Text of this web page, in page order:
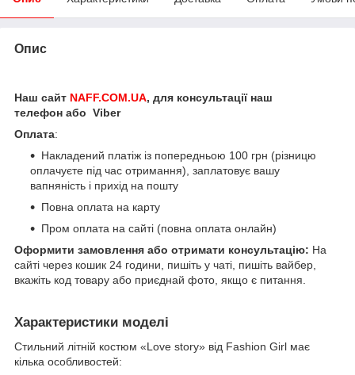
Опис
Наш сайт NAFF.COM.UA, для консультації наш
телефон або Viber
Оплата:
Накладений платіж із попередньою 100 грн (різницю
оплачуєте під час отримання), заплатовує вашу
вапняність і прихід на пошту
Повна оплата на карту
Пром оплата на сайті (повна оплата онлайн)
Оформити замовлення або отримати консультацію: На
сайті через кошик 24 години, пишіть у чаті, пишіть вайбер,
вкажіть код товару або приєднай фото, якщо є питання.
Характеристики моделі
Стильний літній костюм «Love story» від Fashion Girl має
кілька особливостей: